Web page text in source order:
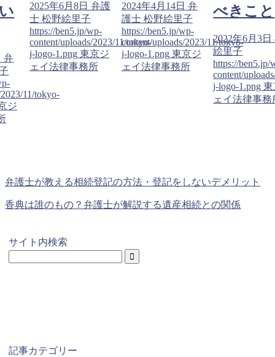
弁
11/tokyo-
ジ
2025年6月8日 弁護
士 松野絵里子
https://ben5.jp/wp-
content/uploads/2023/11/tokyo-
j-logo-1.png 東京ジ
ェイ法律事務所
2024年4月14日 弁
護士 松野絵里子
https://ben5.jp/wp-
content/uploads/2023/11/tokyo-
j-logo-1.png 東京ジ
ェイ法律事務所
べきこと
2022年6月3日
絵里子
https://ben5.jp/
content/
j-logo-1.png
ェイ法律事務
弁護士が教える相続登記の方法・登記をしないデメリット
香典は誰のもの？弁護士が解説する遺産相続との関係
サイト内検索
記事カテゴリー